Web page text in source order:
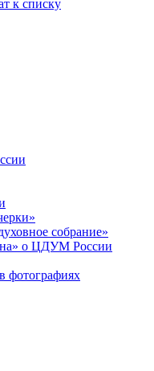
к списку
собрание»
о ЦДУМ России
фотографиях